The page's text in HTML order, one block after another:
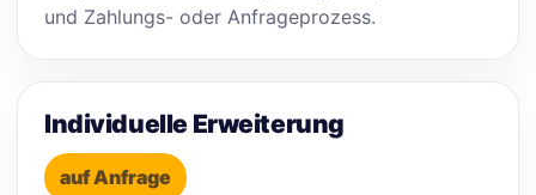
und Zahlungs- oder Anfrageprozess.
Individuelle Erweiterung
auf Anfrage